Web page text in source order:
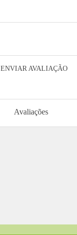
ENVIAR AVALIAÇÃO
Avaliações